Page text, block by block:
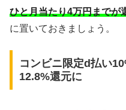
ひと月当たり4万円までが
に置いておきましょう。
コンビニ限定d払い
12.8%還元に